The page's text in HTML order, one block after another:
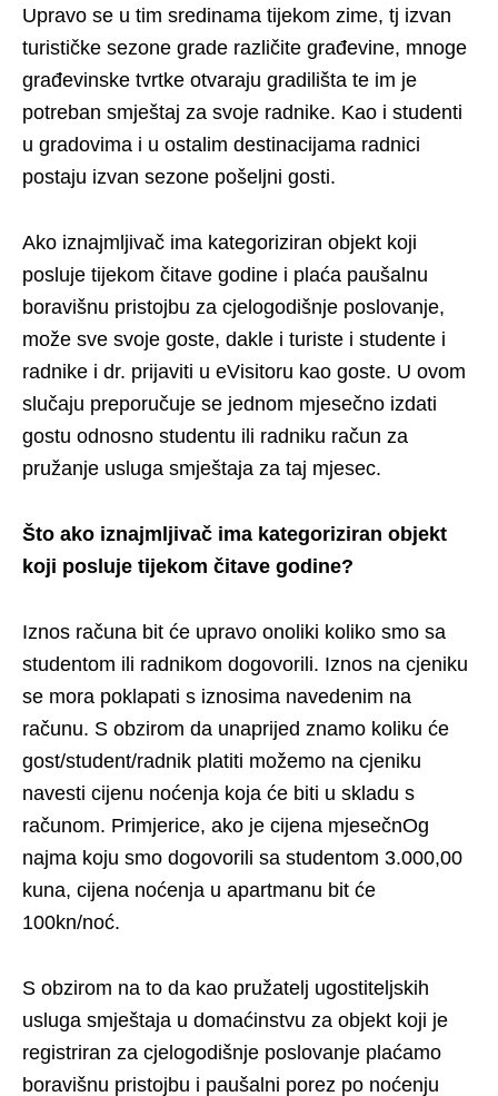
Upravo se u tim sredinama tijekom zime, tj izvan
turističke sezone grade različite građevine, mnoge
građevinske tvrtke otvaraju gradilišta te im je
potreban smještaj za svoje radnike. Kao i studenti
u gradovima i u ostalim destinacijama radnici
postaju izvan sezone pošeljni gosti.
Ako iznajmljivač ima kategoriziran objekt koji
posluje tijekom čitave godine i plaća paušalnu
boravišnu pristojbu za cjelogodišnje poslovanje,
može sve svoje goste, dakle i turiste i studente i
radnike i dr. prijaviti u eVisitoru kao goste. U ovom
slučaju preporučuje se jednom mjesečno izdati
gostu odnosno studentu ili radniku račun za
pružanje usluga smještaja za taj mjesec.
Što ako iznajmljivač ima kategoriziran objekt
koji posluje tijekom čitave godine?
Iznos računa bit će upravo onoliki koliko smo sa
studentom ili radnikom dogovorili. Iznos na cjeniku
se mora poklapati s iznosima navedenim na
računu. S obzirom da unaprijed znamo koliku će
gost/student/radnik platiti možemo na cjeniku
navesti cijenu noćenja koja će biti u skladu s
računom. Primjerice, ako je cijena mjesečnOg
najma koju smo dogovorili sa studentom 3.000,00
kuna, cijena noćenja u apartmanu bit će
100kn/noć.
S obzirom na to da kao pružatelj ugostiteljskih
usluga smještaja u domaćinstvu za objekt koji je
registriran za cjelogodišnje poslovanje plaćamo
boravišnu pristojbu i paušalni porez po noćenju